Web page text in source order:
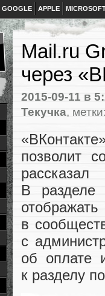
GOOGLE APPLE
Mail.ru
через
2015-09-11 в
Текучка,
«
позволит
В разделе
в
с
об оплате
к разделу